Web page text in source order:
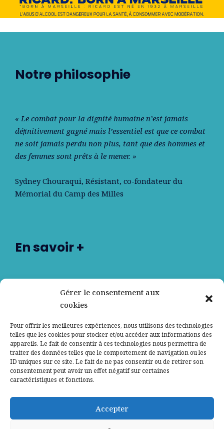
Gérer le consentement aux
cookies
Pour offrir les meilleures expériences, nous utilisons des technologies
telles que les cookies pour stocker et/ou accéder aux informations des
appareils. Le fait de consentir à ces technologies nous permettra de
traiter des données telles que le comportement de navigation ou les
ID uniques sur ce site. Le fait de ne pas consentir ou de retirer son
consentement peut avoir un effet négatif sur certaines
caractéristiques et fonctions.
Accepter
Notre philosophie
« Le combat pour la dignité humaine n’est jamais
déﬁnitivement gagné mais l’essentiel est que ce combat
ne soit jamais perdu non plus, tant que des hommes et
des femmes sont prêts à le mener. »
Sydney Chouraqui, Résistant, co-fondateur du
Mémorial du Camp des Milles
En savoir +
Nos partenaires
Contactez-nous
Mentions légales